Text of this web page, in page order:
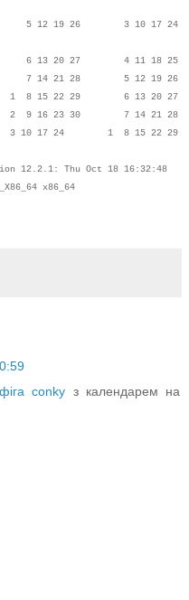
5 12 19 26 3 10 17 24
6 13 20 27 4 11 18 25
7 14 21 28 5 12 19 26
8 15 22 29 6 13 20 27
9 16 23 30 7 14 21 28
10 17 24 1 8 15 22 29
12.2.1: Thu Oct 18 16:32:48
x86_64
conky з календарем на